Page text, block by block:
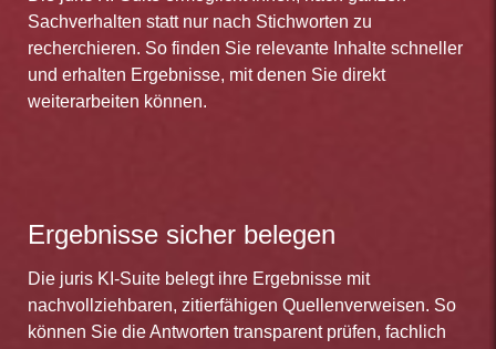
Sachverhalten statt nur nach Stichworten zu
recherchieren. So finden Sie relevante Inhalte schneller
und erhalten Ergebnisse, mit denen Sie direkt
weiterarbeiten können.
Ergebnisse sicher belegen
Die juris KI-Suite belegt ihre Ergebnisse mit
nachvollziehbaren, zitierfähigen Quellenverweisen. So
können Sie die Antworten transparent prüfen, fachlich